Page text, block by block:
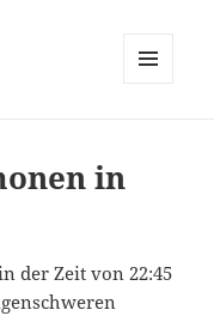
in
der Zeit von 22:45